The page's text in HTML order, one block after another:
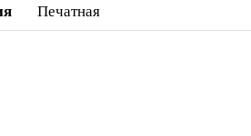
Печатная